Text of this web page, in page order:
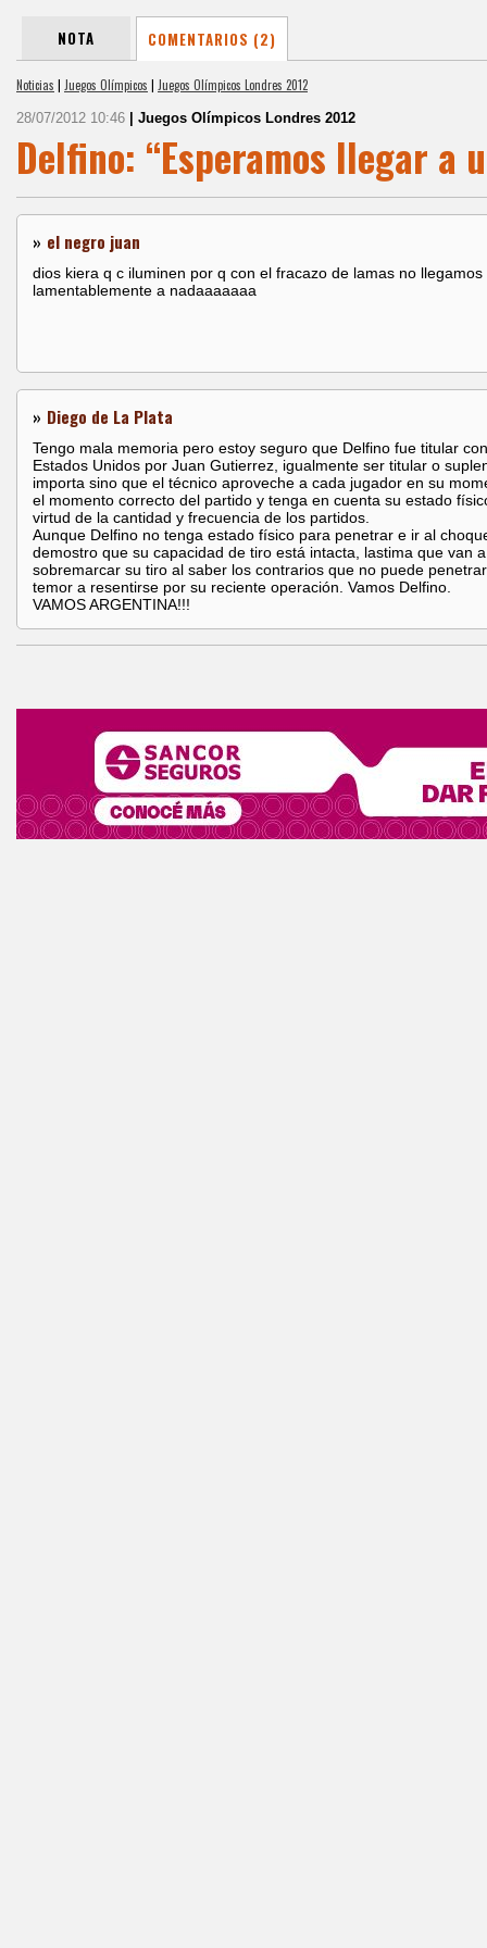
NOTA COMENTARIOS (2)
Noticias | Juegos Olímpicos | Juegos Olímpicos Londres 2012
28/07/2012 10:46 | Juegos Olímpicos Londres 2012
Delfino: “Esperamos llegar a
» el negro juan
dios kiera q c iluminen por q con el fracazo de lamas no llegamos
lamentablemente a nadaaaaaaa
» Diego de La Plata
Tengo mala memoria pero estoy seguro que Delfino fue titular
Estados Unidos por Juan Gutierrez, igualmente ser titular o
importa sino que el técnico aproveche a cada jugador en su
el momento correcto del partido y tenga en cuenta su estado
virtud de la cantidad y frecuencia de los partidos.
Aunque Delfino no tenga estado físico para penetrar e ir al
demostro que su capacidad de tiro está intacta, lastima que van a
sobremarcar su tiro al saber los contrarios que no puede
temor a resentirse por su reciente operación. Vamos Delfino.
VAMOS ARGENTINA!!!